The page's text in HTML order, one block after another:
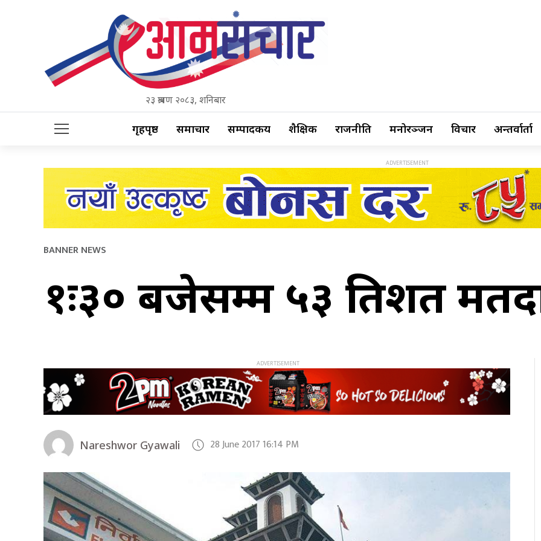
२३ श्रावण २०८३, शनिबार
गृहपृष्ठ समाचार सम्पादकीय शैक्षिक राजनीति मनोरञ्जन विचार अन्तर्वार्ता
BANNER NEWS
१ः३० बजेसम्म ५३ प्रतिशत
Nareshwor Gyawali 28 June 2017 16:14 PM